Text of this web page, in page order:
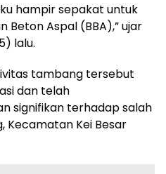
hampir sepakat untuk
Beton Aspal (BBA),” ujar
lalu.
tambang tersebut
dan telah
signifikan terhadap salah
Kecamatan Kei Besar